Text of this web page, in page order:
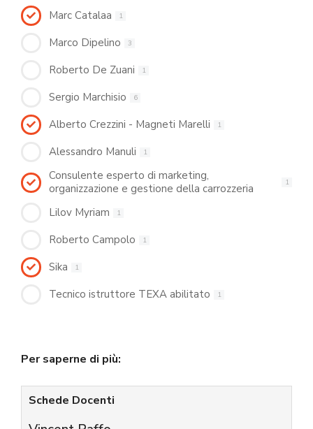
Marc Catalaa 1
Marco Dipelino 3
Roberto De Zuani 1
Sergio Marchisio 6
Alberto Crezzini - Magneti Marelli 1
Alessandro Manuli 1
Consulente esperto di marketing,
organizzazione e gestione della carrozzeria
1
Lilov Myriam 1
Roberto Campolo 1
Sika 1
Tecnico istruttore TEXA abilitato 1
Per saperne di più:
Schede Docenti